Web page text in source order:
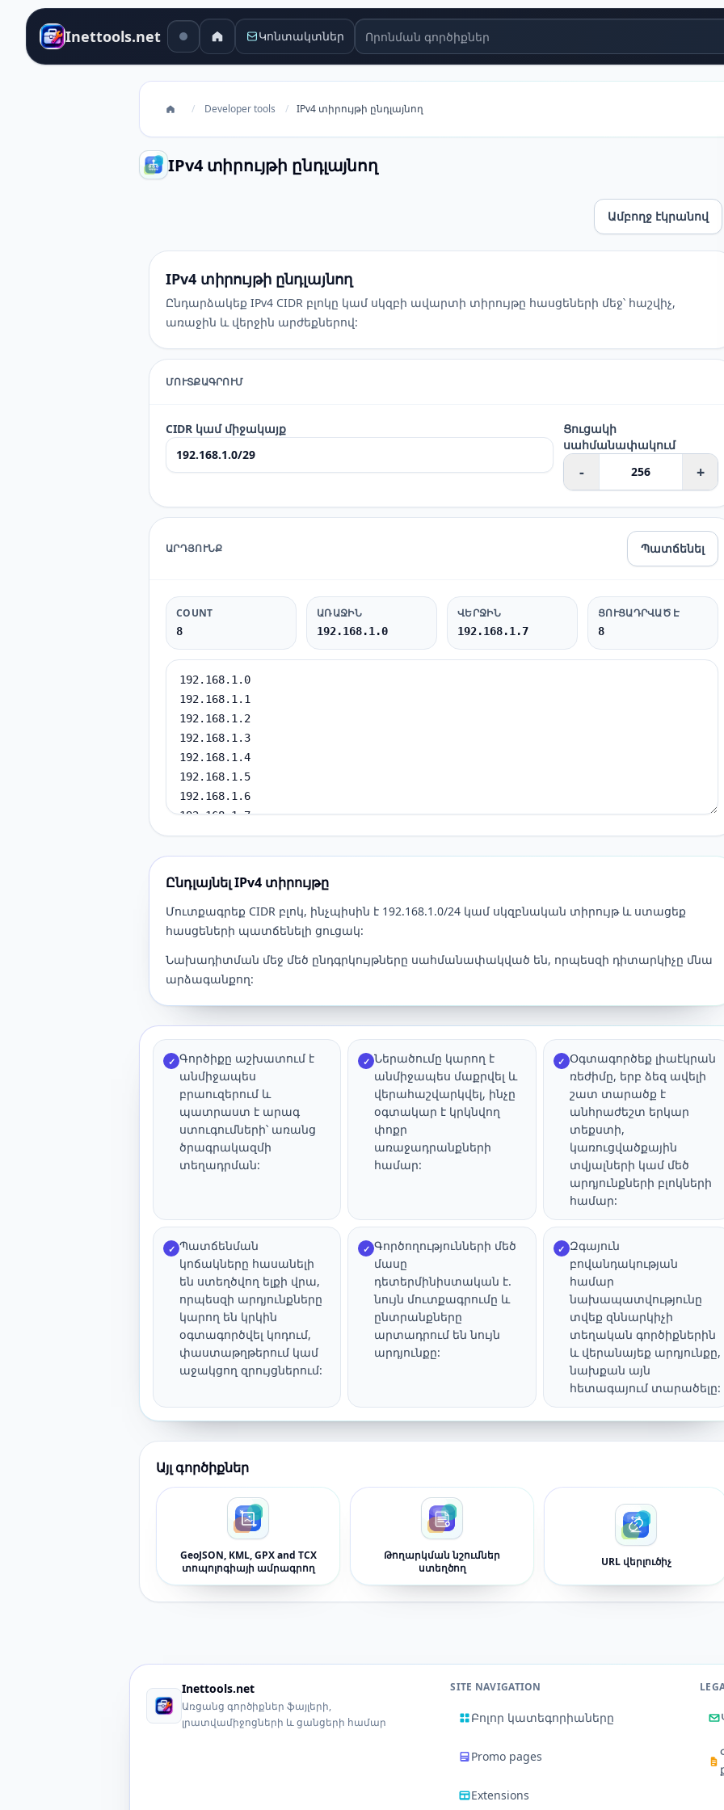
Inettools.net Կոնտակտներ Որոնման գործիքներ
/ Developer tools / IPv4 տիրույթի ընդլայնող
IPv4 տիրույթի ընդլայնող
Ամբողջ էկրանով
IPv4 տիրույթի ընդլայնող
Ընդարձակեք IPv4 CIDR բլոկը կամ սկզբի ավարտի տիրույթը հասցեների մեջ՝ հաշվիչ,
առաջին և վերջին արժեքներով:
ՄՈՒՏՔԱԳՐՈՒՄ
CIDR կամ միջակայք
Ցուցակի
սահմանափակում
- +
ԱՐԴՅՈՒՆՔ Պատճենել
COUNT
8
ԱՌԱՋԻՆ
192.168.1.0
ՎԵՐՋԻՆ
192.168.1.7
ՑՈՒՑԱԴՐՎԱԾ Է
8
Ընդլայնել IPv4 տիրույթը
Մուտքագրեք CIDR բլոկ, ինչպիսին է 192.168.1.0/24 կամ սկզբնական տիրույթ և ստացեք
հասցեների պատճենելի ցուցակ:
Նախադիտման մեջ մեծ ընդգրկույթները սահմանափակված են, որպեսզի դիտարկիչը մնա
արձագանքող:
✓ Գործիքը աշխատում է
անմիջապես
բրաուզերում և
պատրաստ է արագ
ստուգումների՝ առանց
ծրագրակազմի
տեղադրման:
✓ Ներածումը կարող է
անմիջապես մաքրվել և
վերահաշվարկվել, ինչը
օգտակար է կրկնվող
փոքր
առաջադրանքների
համար:
✓ Օգտագործեք լիաէկրան
ռեժիմը, երբ ձեզ ավելի
շատ տարածք է
անհրաժեշտ երկար
տեքստի,
կառուցվածքային
տվյալների կամ մեծ
արդյունքների բլոկների
համար:
✓ Պատճենման
կոճակները հասանելի
են ստեղծվող ելքի վրա,
որպեսզի արդյունքները
կարող են կրկին
օգտագործվել կոդում,
փաստաթղթերում կամ
աջակցող զրույցներում:
✓ Գործողությունների մեծ
մասը
դետերմինիստական է.
նույն մուտքագրումը և
ընտրանքները
արտադրում են նույն
արդյունքը:
✓ Զգայուն
բովանդակության
համար
նախապատվությունը
տվեք զննարկիչի
տեղական գործիքներին
և վերանայեք արդյունքը,
նախքան այն
հետագայում տարածելը:
Այլ գործիքներ
GeoJSON, KML, GPX and TCX
տոպոլոգիայի ամրագրող
Թողարկման նշումներ
ստեղծող
URL վերլուծիչ
Inettools.net
Առցանց գործիքներ ֆայլերի,
լրատվամիջոցների և ցանցերի համար
SITE NAVIGATION
Բոլոր կատեգորիաները
Promo pages
Extensions